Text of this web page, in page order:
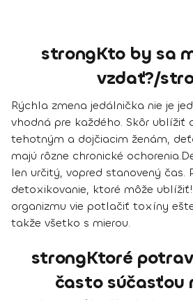
strongKto by sa
vzdať?/
Rýchla zmena jedálnička nie je
vhodná pre každého. Skôr ublížiť
tehotným a dojčiacim ženám,
majú rôzne chronické ochorenia.
len určitý, vopred stanovený čas.
detoxikovanie, ktoré môže
organizmu vie potlačiť toxíny
takže všetko s mierou.
strongKtoré
často súčasťou